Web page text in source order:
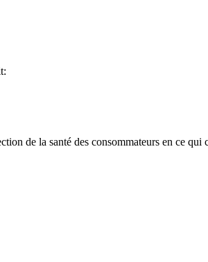
de la santé des consommateurs en ce qui